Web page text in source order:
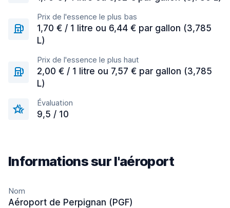
Prix de l'essence le plus bas
1,70 € / 1 litre ou 6,44 € par gallon (3,785
L)
Prix de l'essence le plus haut
2,00 € / 1 litre ou 7,57 € par gallon (3,785
L)
Évaluation
9,5 / 10
Informations sur l'aéroport
Nom
Aéroport de Perpignan (PGF)